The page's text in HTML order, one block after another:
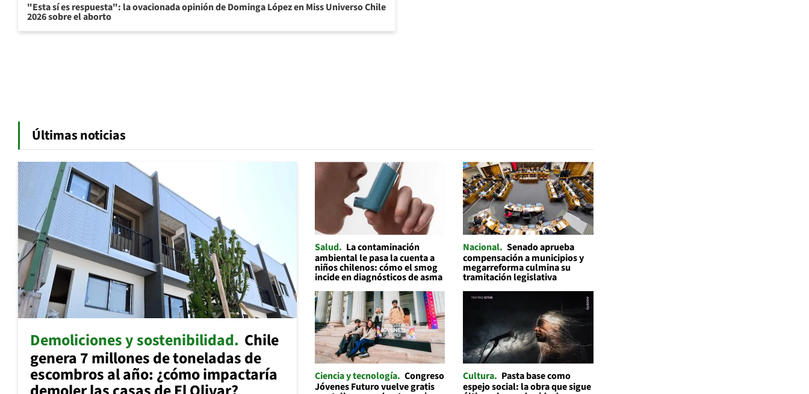
"Esta sí es respuesta": la ovacionada opinión de Dominga López en Miss Universo Chile
2026 sobre el aborto
Últimas noticias
Demoliciones y sostenibilidad Chile
genera 7 millones de toneladas de
escombros al año: ¿cómo impactaría
Salud
La contaminación
ambiental le pasa la cuenta a
niños chilenos: cómo el smog
incide en diagnósticos de asma
Nacional Senado aprueba
compensación a municipios y
megarreforma culmina su
tramitación legislativa
Ciencia y tecnología Congreso
Jóvenes Futuro vuelve gratis
Cultura Pasta base como
espejo social: la obra que sigue